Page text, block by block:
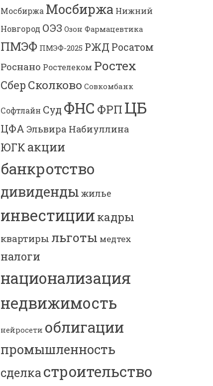
Мосбиржа Мосбиржа Нижний
Новгород ОЭЗ Озон Фармацевтика
ПМЭФ ПМЭФ-2025 РЖД Росатом
Роснано Ростелеком Ростех
Сбер Сколково Совкомбанк
Софтлайн Суд ФНС ФРП ЦБ
ЦФА Эльвира Набиуллина
ЮГК акции
банкротство
дивиденды жилье
инвестиции кадры
квартиры льготы медтех
налоги
национализация
недвижимость
нейросети облигации
промышленность
сделкастроительство